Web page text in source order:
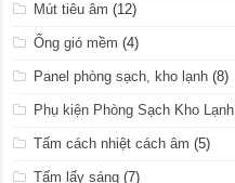
Mút tiêu âm (12)
Ống gió mềm (4)
Panel phòng sạch, kho lạnh (8)
Phụ kiện Phòng Sạch Kho Lạnh
Tấm cách nhiệt cách âm (5)
Tấm lấy sáng (7)